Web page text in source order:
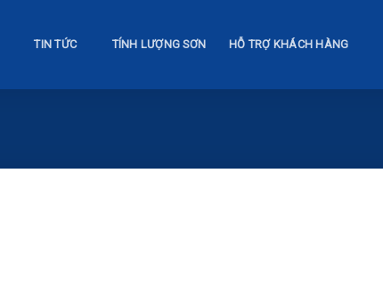
TIN TỨC TÍNH LƯỢNG SƠN HỖ TRỢ KHÁCH HÀNG